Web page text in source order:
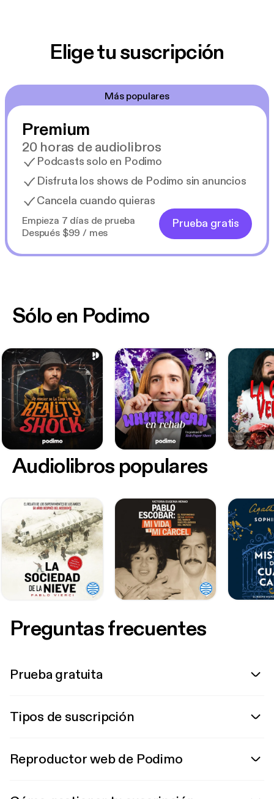
Elige tu suscripción
Más populares
Premium
20 horas de audiolibros
Podcasts solo en Podimo
Disfruta los shows de Podimo sin anuncios
Cancela cuando quieras
Empieza 7 días de prueba
Después $99 / mes
Prueba gratis
Sólo en Podimo
Audiolibros populares
Preguntas frecuentes
Prueba gratuita
Tipos de suscripción
Reproductor web de Podimo